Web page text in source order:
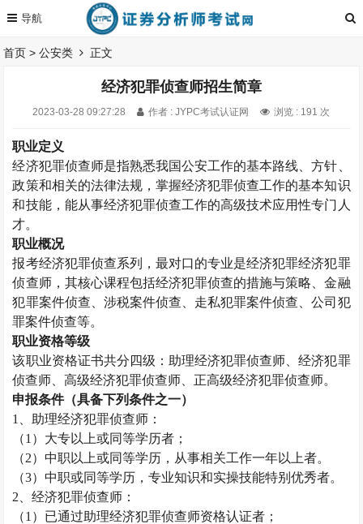
首页 >公安类 正文
经济犯罪侦查师招生简章
2023-03-28 09:27:28 作者 : JYPC考试认证网 浏览 : 191 次
职业定义
经济犯罪侦查师是指熟悉我国公安工作的基本路线、方针、
政策和相关的法律法规，掌握经济犯罪侦查工作的基本知识
和技能，能从事经济犯罪侦查工作的高级技术应用性专门人
才。
职业概况
报考经济犯罪侦查系列，最对口的专业是经济犯罪经济犯罪
侦查师，其核心课程包括经济犯罪侦查的措施与策略、金融
犯罪案件侦查、涉税案件侦查、走私犯罪案件侦查、公司犯
罪案件侦查等。
职业资格等级
该职业资格证书共分四级：助理经济犯罪侦查师、经济犯罪
侦查师、高级经济犯罪侦查师、正高级经济犯罪侦查师。
申报条件（具备下列条件之一）
1
、助理经济犯罪侦查师：
（1 ）大专以上或同等学历者；
（2）中职以上或同等学历，从事相关工作一年以上者。
（3）中职或同等学历，专业知识和实操技能特别优秀者。
2 、经济犯罪侦查师：
（1 ）已通过助理经济犯罪侦查师资格认证者；